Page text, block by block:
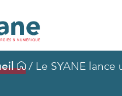
/ Le SYANE